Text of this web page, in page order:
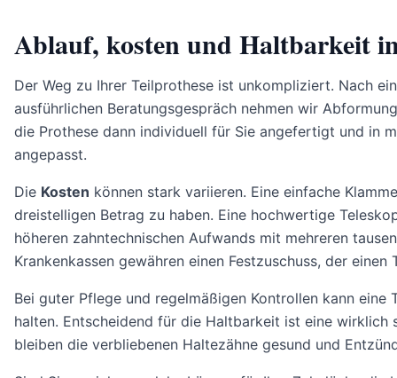
Ablauf, kosten und Haltbarkeit
Der Weg zu Ihrer Teilprothese ist unkompliziert. Nach
ausführlichen Beratungsgespräch nehmen wir
die Prothese dann individuell für Sie angefertigt und in
angepasst.
Die Kosten können stark variieren. Eine einfache
dreistelligen Betrag zu haben. Eine hochwertige
höheren zahntechnischen Aufwands mit mehreren
Krankenkassen gewähren einen Festzuschuss, der
Bei guter Pflege und regelmäßigen Kontrollen kann eine
halten. Entscheidend für die Haltbarkeit ist eine
bleiben die verbliebenen Haltezähne gesund und